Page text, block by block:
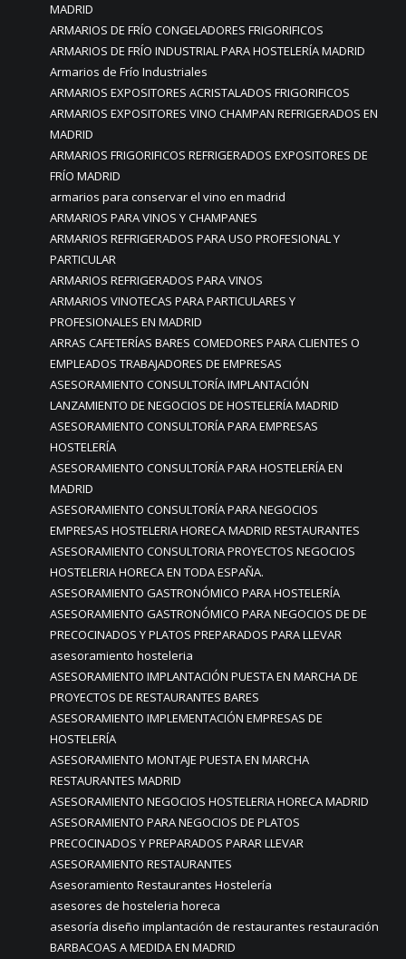
MADRID
ARMARIOS DE FRÍO CONGELADORES FRIGORIFICOS
ARMARIOS DE FRÍO INDUSTRIAL PARA HOSTELERÍA MADRID
Armarios de Frío Industriales
ARMARIOS EXPOSITORES ACRISTALADOS FRIGORIFICOS
ARMARIOS EXPOSITORES VINO CHAMPAN REFRIGERADOS EN
MADRID
ARMARIOS FRIGORIFICOS REFRIGERADOS EXPOSITORES DE
FRÍO MADRID
armarios para conservar el vino en madrid
ARMARIOS PARA VINOS Y CHAMPANES
ARMARIOS REFRIGERADOS PARA USO PROFESIONAL Y
PARTICULAR
ARMARIOS REFRIGERADOS PARA VINOS
ARMARIOS VINOTECAS PARA PARTICULARES Y
PROFESIONALES EN MADRID
ARRAS CAFETERÍAS BARES COMEDORES PARA CLIENTES O
EMPLEADOS TRABAJADORES DE EMPRESAS
ASESORAMIENTO CONSULTORÍA IMPLANTACIÓN
LANZAMIENTO DE NEGOCIOS DE HOSTELERÍA MADRID
ASESORAMIENTO CONSULTORÍA PARA EMPRESAS
HOSTELERÍA
ASESORAMIENTO CONSULTORÍA PARA HOSTELERÍA EN
MADRID
ASESORAMIENTO CONSULTORÍA PARA NEGOCIOS
EMPRESAS HOSTELERIA HORECA MADRID RESTAURANTES
ASESORAMIENTO CONSULTORIA PROYECTOS NEGOCIOS
HOSTELERIA HORECA EN TODA ESPAÑA.
ASESORAMIENTO GASTRONÓMICO PARA HOSTELERÍA
ASESORAMIENTO GASTRONÓMICO PARA NEGOCIOS DE DE
PRECOCINADOS Y PLATOS PREPARADOS PARA LLEVAR
asesoramiento hosteleria
ASESORAMIENTO IMPLANTACIÓN PUESTA EN MARCHA DE
PROYECTOS DE RESTAURANTES BARES
ASESORAMIENTO IMPLEMENTACIÓN EMPRESAS DE
HOSTELERÍA
ASESORAMIENTO MONTAJE PUESTA EN MARCHA
RESTAURANTES MADRID
ASESORAMIENTO NEGOCIOS HOSTELERIA HORECA MADRID
ASESORAMIENTO PARA NEGOCIOS DE PLATOS
PRECOCINADOS Y PREPARADOS PARAR LLEVAR
ASESORAMIENTO RESTAURANTES
Asesoramiento Restaurantes Hostelería
asesores de hosteleria horeca
asesoría diseño implantación de restaurantes restauración
BARBACOAS A MEDIDA EN MADRID